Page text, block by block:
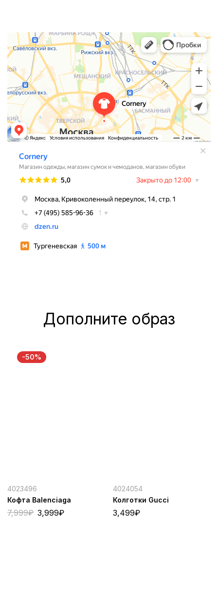
Дополните образ
-50%
4023496
Кофта Balenciaga
7,999₽ 3,999₽
4024054
Колготки Gucci
3,499₽